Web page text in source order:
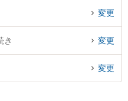
変更
き 変更
変更